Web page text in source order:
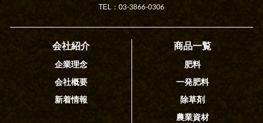
TEL：03-3866-0306
会社紹介
企業理念
会社概要
新着情報
商品一覧
肥料
一発肥料
除草剤
農業資材